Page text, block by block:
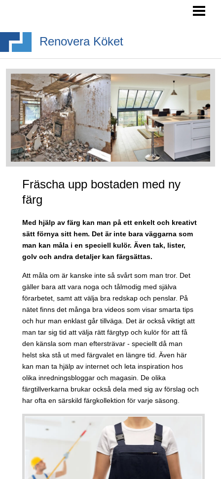
INREDA KÖK
BYGGA KÖKSÖ
KÖKSSTILAR
BLOGG
Renovera Köket
Fräscha upp bostaden med ny
färg
Med hjälp av färg kan man på ett enkelt och kreativt
sätt förnya sitt hem. Det är inte bara väggarna som
man kan måla i en speciell kulör. Även tak, lister,
golv och andra detaljer kan färgsättas.
Att måla om är kanske inte så svårt som man tror. Det
gäller bara att vara noga och tålmodig med själva
förarbetet, samt att välja bra redskap och penslar. På
nätet finns det många bra videos som visar smarta tips
och hur man enklast går tillväga. Det är också viktigt att
man tar sig tid att välja rätt färgtyp och kulör för att få
den känsla som man eftersträvar - speciellt då man
helst ska stå ut med färgvalet en längre tid. Även här
kan man ta hjälp av internet och leta inspiration hos
olika inredningsbloggar och magasin. De olika
färgtillverkarna brukar också dela med sig av förslag och
har ofta en särskild färgkollektion för varje säsong.